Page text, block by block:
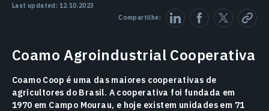
Last updated: 12.10.2023
Compartilhe:
Coamo Agroindustrial Cooperativa
Coamo Coop é uma das maiores cooperativas de
agricultores do Brasil. A cooperativa foi fundada em
1970 em Campo Mourau, e hoje existem unidades em 71